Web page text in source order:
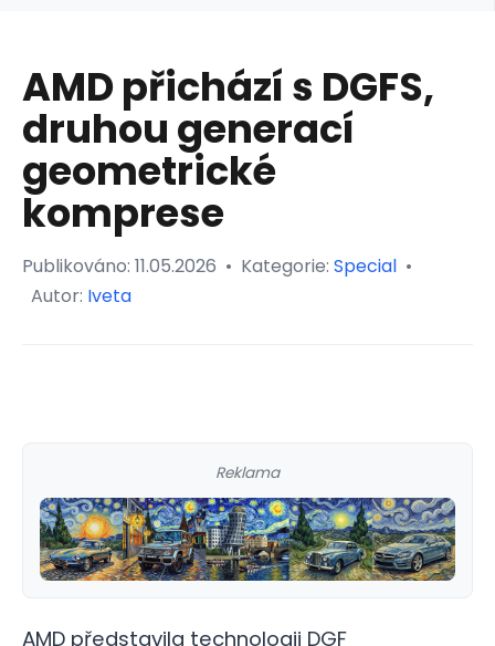
AMD přichází s DGFS,
druhou generací
geometrické
komprese
Publikováno: 11.05.2026 • Kategorie: Special •
Autor: Iveta
Reklama
AMD představila technologii DGF